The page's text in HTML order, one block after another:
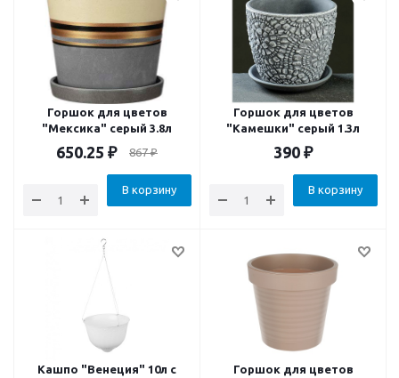
Горшок для цветов
"Мексика" серый 3.8л
650.25 ₽ 867₽
В корзину
Горшок для цветов
"Камешки" серый 1.3л
390 ₽
В корзину
Кашпо "Венеция" 10л с
Горшок для цветов